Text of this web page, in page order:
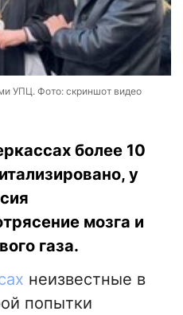
УПЦ. Фото: скриншот видео
более 10
у
мозга и
газа.
неизвестные в
попытки